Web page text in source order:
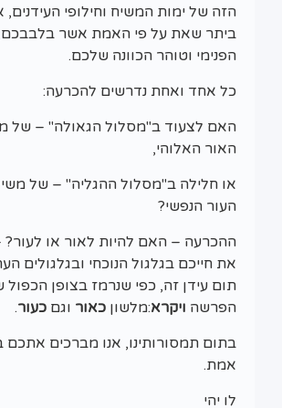
הזה של ימות המשיח וחילופי העידנים,
ביתר שאת על פי האמת אשר בלבבכם,
הפנימי וטוהר הכוונה שלכם.
כל אחד ואחת נדרשים להכרעה:
האם לצעוד ב"מסלול הגאולה" – של
האור האלוהי,
או חלילה ב"מסלול ההגליה" – של
העור הנפשי?
ההכרעה – האם להיות לאור או
את חייכם בגלגול הנוכחי ובגלגולים
תום עידן זה, כפי שנרמז בצופן
הפרשה ויקרא:מלשון כאור וגם כעור.
בתום תמסורותינו, אנו מברכים אתכם
אמת.
לו יהי